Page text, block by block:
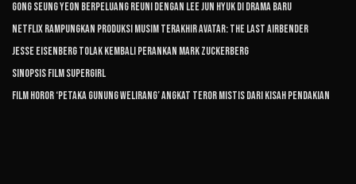
Gong Seung Yeon Berpeluang Reuni dengan Lee Jun Hyuk di Drama Baru
Netflix Rampungkan Produksi Musim Terakhir Avatar: The Last Airbender
Jesse Eisenberg Tolak Kembali Perankan Mark Zuckerberg
Sinopsis Film Supergirl
Film Horor ‘Petaka Gunung Welirang’ Angkat Teror Mistis dari Kisah Pendakian